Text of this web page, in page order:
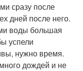
сразу после
дней после него.
воды большая
успели
нужно время.
дождей и не